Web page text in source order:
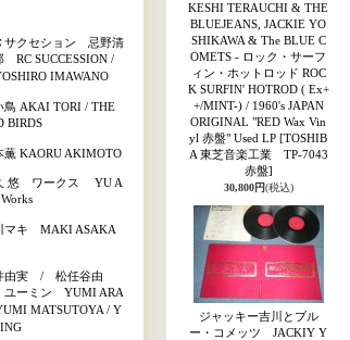
サクセション 忌野清
RC SUCCESSION /
IMAWANO
鳥 AKAI TORI / THE
BIRDS
薫 KAORU AKIMOTO
悠 ワークス YU A
マキ MAKI ASAKA
由実 / 松任谷由
ーミン YUMI ARA
MATSUTOYA / Y
KESHI TERAUCHI & THE
BLUEJEANS, JACKIE YO
SHIKAWA & The BLUE C
OMETS - ロック・サーフ
ィン・ホットロッド ROC
K SURFIN' HOTROD ( Ex+
+/MINT-) / 1960's JAPAN
ORIGINAL "RED Wax Vin
yl 赤盤" Used LP [TOSHIB
A 東芝音楽工業 TP-7043
赤盤]
30,800円(税込)
ジャッキー吉川とブル
ー・コメッツ JACKIY Y